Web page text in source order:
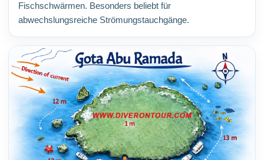
Fischschwärmen. Besonders beliebt für
abwechslungsreiche Strömungstauchgänge.